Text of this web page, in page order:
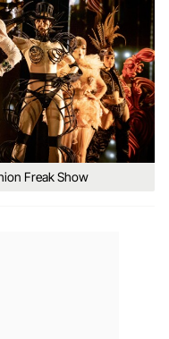
Freak Show